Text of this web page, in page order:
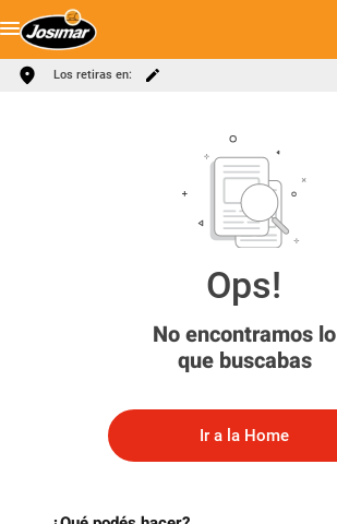
Los retiras en:
No encontramos lo
que buscabas
Ir a la Home